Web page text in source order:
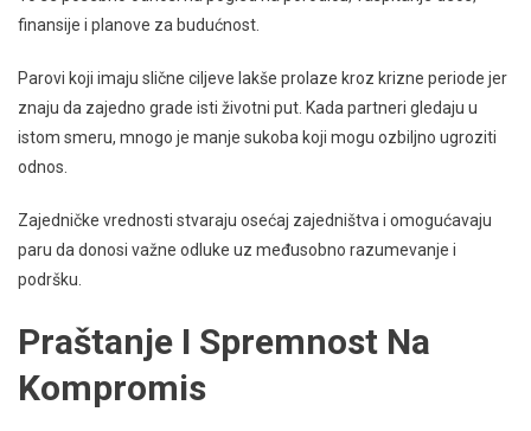
finansije i planove za budućnost.
Parovi koji imaju slične ciljeve lakše prolaze kroz krizne periode jer
znaju da zajedno grade isti životni put. Kada partneri gledaju u
istom smeru, mnogo je manje sukoba koji mogu ozbiljno ugroziti
odnos.
Zajedničke vrednosti stvaraju osećaj zajedništva i omogućavaju
paru da donosi važne odluke uz međusobno razumevanje i
podršku.
Praštanje I Spremnost Na
Kompromis